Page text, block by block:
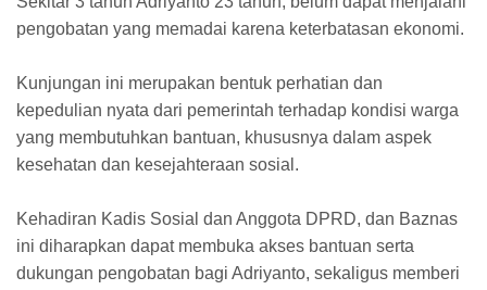
pengobatan yang memadai karena keterbatasan ekonomi.
Kunjungan ini merupakan bentuk perhatian dan
kepedulian nyata dari pemerintah terhadap kondisi warga
yang membutuhkan bantuan, khususnya dalam aspek
kesehatan dan kesejahteraan sosial.
Kehadiran Kadis Sosial dan Anggota DPRD, dan Baznas
ini diharapkan dapat membuka akses bantuan serta
dukungan pengobatan bagi Adriyanto, sekaligus memberi